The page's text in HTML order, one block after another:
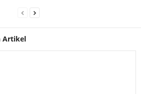
Artikel